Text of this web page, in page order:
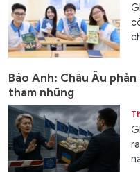
Báo Anh: Châu Âu
tham nhũng